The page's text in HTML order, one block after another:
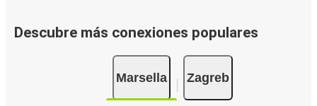
Descubre más conexiones populares
Marsella Zagreb